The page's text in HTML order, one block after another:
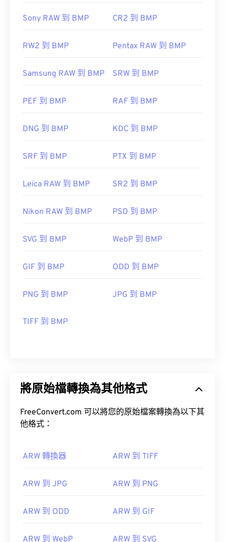
Sony RAW 到 BMP CR2 到 BMP
RW2 到 BMP Pentax RAW 到 BMP
Samsung RAW 到 BMP SRW 到 BMP
PEF 到 BMP RAF 到 BMP
DNG 到 BMP KDC 到 BMP
SRF 到 BMP PTX 到 BMP
Leica RAW 到 BMP SR2 到 BMP
Nikon RAW 到 BMP PSD 到 BMP
SVG 到 BMP WebP 到 BMP
GIF 到 BMP ODD 到 BMP
PNG 到 BMP JPG 到 BMP
TIFF 到 BMP
將原始檔轉換為其他格式
FreeConvert.com 可以將您的原始檔案轉換為以下其
他格式：
ARW 轉換器 ARW 到 TIFF
ARW 到 JPG ARW 到 PNG
ARW 到 ODD ARW 到 GIF
ARW 到 WebP ARW 到 SVG